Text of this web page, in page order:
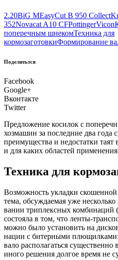
2.20BiG MEasyCut B 950 Collect
352Novacat A10 CFPottingerVicon
поперечным шнекомТехника для
кормозаготовкиФормирование
Поделитьтся
Facebook
Google+
Вконтакте
Twitter
Пред­ло­же­ние коси­лок с
хоз­ма­шин за послед­ние два года
пре­иму­ще­ства и недо­стат­ки таят
и для каких обла­стей
Техника для
Возмож­ность уклад­ки
тема, обсуж­да­е­мая уже
ва­нии три­плекс­ных ком­би­на­ций
состо­я­ла в том, что лен­ты-
мож­но было уста­но­вить на
на­ции с битер­ны­ми
ва­ло рас­по­ла­гать­ся
ино­го реше­ния дол­гое вре­мя не